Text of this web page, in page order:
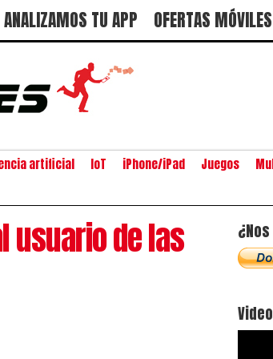
ANALIZAMOS TU APP OFERTAS MÓVILES
artificial IoT iPhone/iPad Juegos
usuario de las